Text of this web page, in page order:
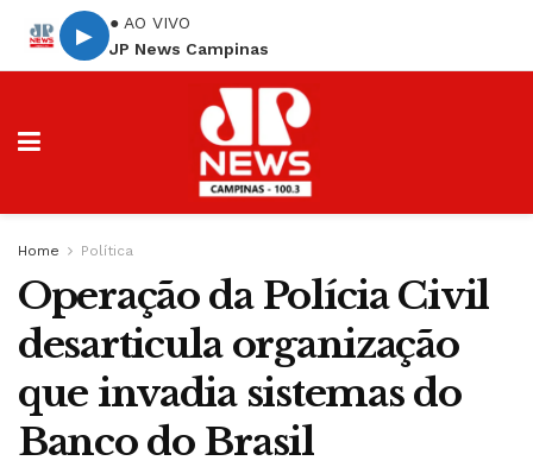
▶
● AO VIVO
JP News Campinas
Home Política
Operação da Polícia Civil
desarticula organização
que invadia sistemas do
Banco do Brasil